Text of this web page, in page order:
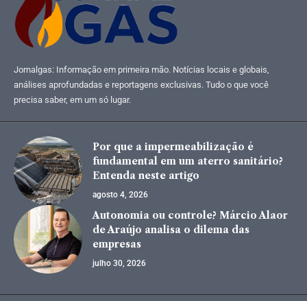
Jornalgas: Informação em primeira mão. Notícias locais e globais,
análises aprofundadas e reportagens exclusivas. Tudo o que você
precisa saber, em um só lugar.
Por que a impermeabilização é
fundamental em um aterro sanitário?
Entenda neste artigo
agosto 4, 2026
Autonomia ou controle? Márcio Alaor
de Araújo analisa o dilema das
empresas
julho 30, 2026